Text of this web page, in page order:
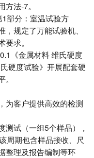
法-7。
部分：室温试验方
规定了万能试验机、
求。
《金属材料 维氏硬度
硬度试验》开展配套硬
为客户提供高效的检测
测试（一组5个样品），
周期包含样品接收、尺
整理及报告编制等环